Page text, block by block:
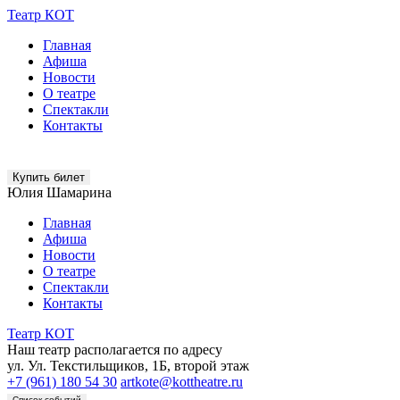
Театр КОТ
Главная
Афиша
Новости
О театре
Спектакли
Контакты
Купить билет
Юлия Шамарина
Главная
Афиша
Новости
О театре
Спектакли
Контакты
Театр КОТ
Наш театр располагается по адресу
ул. Ул. Текстильщиков, 1Б, второй этаж
+7 (961) 180 54 30 artkote@kottheatre.ru